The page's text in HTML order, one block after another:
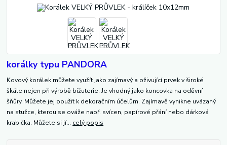
korálky typu PANDORA
Kovový korálek můžete využít jako zajímavý a oživující prvek v široké
škále nejen při výrobě bižuterie. Je vhodný jako koncovka na oděvní
šňůry. Můžete jej použít k dekoračním účelům. Zajímavě vynikne uvázaný
na stužce, kterou se ováže např. svícen, papírové přání nebo dárková
krabička. Můžete si jí... celý popis